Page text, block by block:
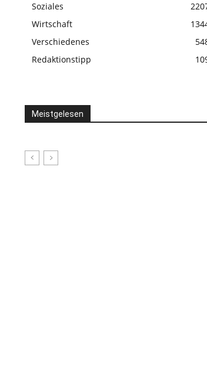
Soziales
Wirtschaft
Verschiedenes
Redaktionstipp
Meistgelesen